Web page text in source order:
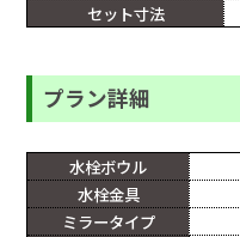
セット寸法
プラン詳細
水栓ボウル
水栓金具
ミラータイプ